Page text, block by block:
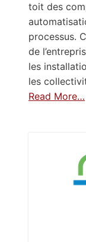
toit des
processus.
de
les
les
Read More…